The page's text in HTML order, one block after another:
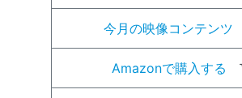
今月の映像コンテンツ
Amazonで購入する